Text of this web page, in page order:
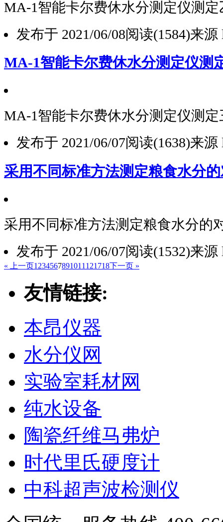
MA-1智能卡尔费休水分测定仪测
发布于 2021/06/08阅读(1584)来源
MA-1智能卡尔费休水分测定仪测
MA-1智能卡尔费休水分测定仪测
发布于 2021/06/07阅读(1638)来源
采用不同标准方法测定粮食水分
采用不同标准方法测定粮食水分的
发布于 2021/06/07阅读(1532)来源
« 上一页1 234567891011 121718下一页 »
友情链接:
本昂仪器
水分仪网
实验室耗材网
纯水设备
陶瓷纤维马弗炉
时代里氏硬度计
中科超声波检测仪